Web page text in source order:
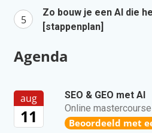
Zo bouw je een AI die
[stappenplan]
Agenda
aug
11
SEO & GEO met AI
Online mastercourse
Beoordeeld met